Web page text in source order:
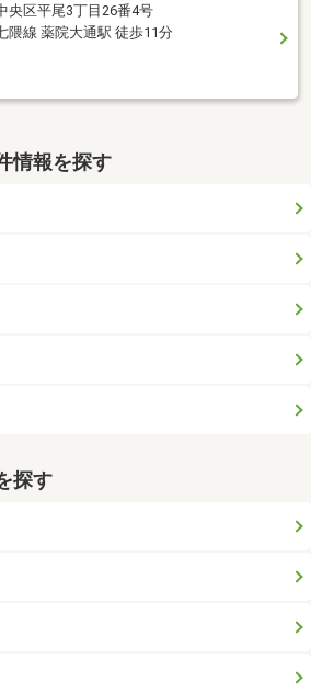
央区平尾3丁目26番4号
隈線 薬院大通駅 徒歩11分
情報を探す
探す